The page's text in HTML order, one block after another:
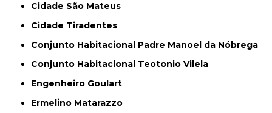
Cidade São Mateus
Cidade Tiradentes
Conjunto Habitacional Padre Manoel da Nóbrega
Conjunto Habitacional Teotonio Vilela
Engenheiro Goulart
Ermelino Matarazzo